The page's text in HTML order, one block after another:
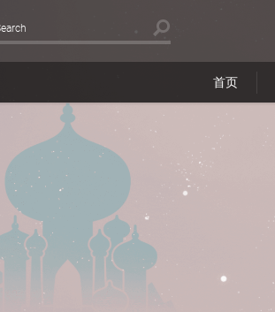
首页